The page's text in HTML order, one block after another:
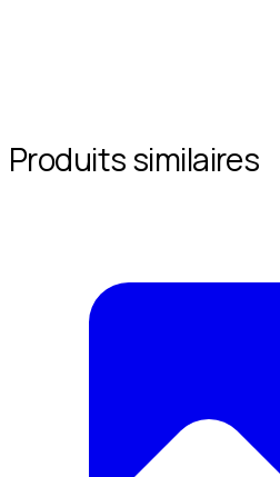
Produits similaires